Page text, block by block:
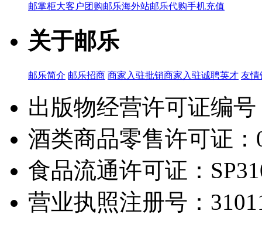
邮掌柜大客户团购邮乐海外站邮乐代购手机充值
关于邮乐
邮乐简介 邮乐招商 商家入驻批销商家入驻诚聘英才 友情
出版物经营许可证编
酒类商品零售许可证：
食品流通许可证：
营业执照注册号：